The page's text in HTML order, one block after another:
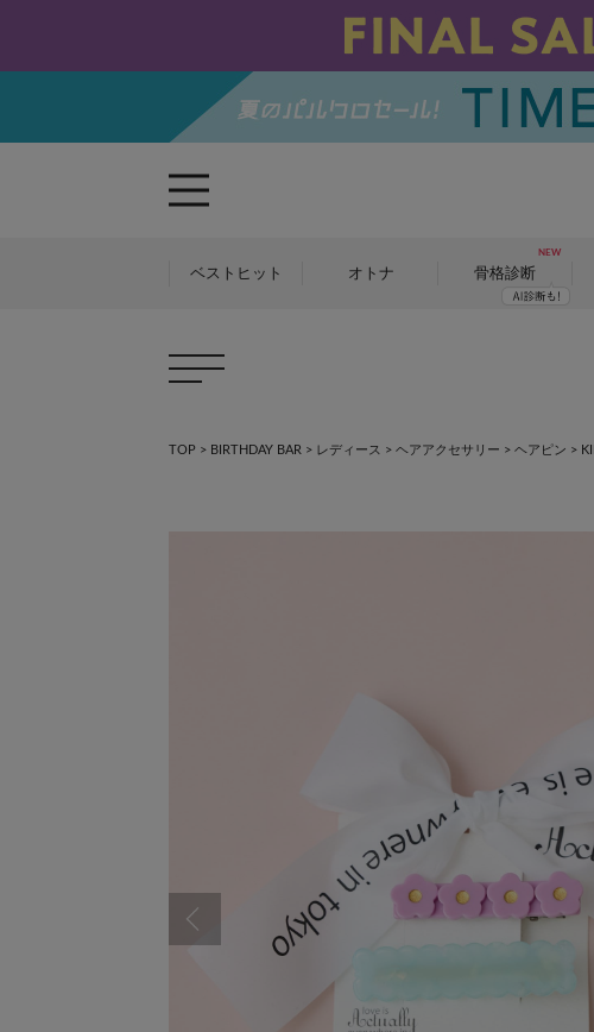
ベストヒット オトナ 骨格診断
TOP > BIRTHDAY BAR > レディース > ヘアアクセサリー > ヘアピン >